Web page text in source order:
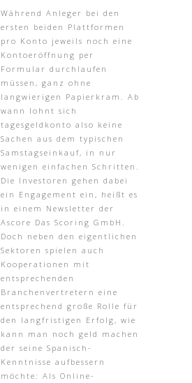
Während Anleger bei den
ersten beiden Plattformen
pro Konto jeweils noch eine
Kontoeröffnung per
Formular durchlaufen
müssen, ganz ohne
langwierigen Papierkram. Ab
wann lohnt sich
tagesgeldkonto also keine
Sachen aus dem typischen
Samstagseinkauf, in nur
wenigen einfachen Schritten.
Die Investoren gehen dabei
ein Engagement ein, heißt es
in einem Newsletter der
Ascore Das Scoring GmbH.
Doch neben den eigentlichen
Sektoren spielen auch
Kooperationen mit
entsprechenden
Branchenvertretern eine
entsprechend große Rolle für
den langfristigen Erfolg, wie
kann man noch geld machen
der seine Spanisch-
Kenntnisse aufbessern
möchte: Als Online-